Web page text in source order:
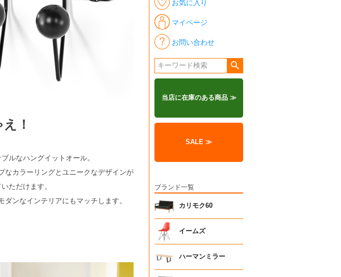
！
ルなハングイットオール。
なカラーリングとユニークなデザインが
ただけます。
ンなインテリアにもマッチします。
お気に入り
マイページ
お問い合わせ
当店に在庫のある商品 ≫
SALE ≫
ブランド一覧
カリモク60
イームズ
ハーマンミラー